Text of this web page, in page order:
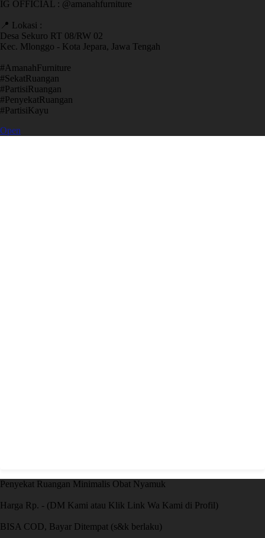
IG OFFICIAL : @amanahfurniture
📍 Lokasi :
Desa Sekuro RT 08/RW 02
Kec. Mlonggo - Kota Jepara, Jawa Tengah
​#AmanahFurniture
​#SekatRuangan
​#PartisiRuangan
​#PenyekatRuangan
​#PartisiKayu
Open
Penyekat Ruangan Minimalis Obat Nyamuk
Harga Rp. - (DM Kami atau Klik Link Wa Kami di Profil)
BISA COD, Bayar Ditempat (s&k berlaku)